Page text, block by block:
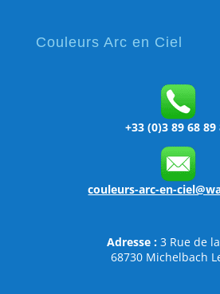
Couleurs Arc en Ciel
+33 (0)3 89 68 89
couleurs-arc-en-
Adresse : 3 Rue de
68730 Michelbach